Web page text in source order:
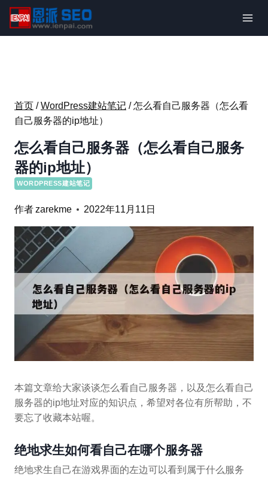
内
首页 / WordPress建站笔记 / 怎么看自己服务器（怎么看
自己服务器的ip地址）
怎么看自己服务器（怎么看自己服务
器的ip地址）
WORDPRESS建站笔记
作者zarekme 2022年11月11日
本篇文章给大家谈谈怎么看自己服务器，以及怎么看自己
服务器的ip地址对应的知识点，希望对各位有所帮助，不
要忘了收藏本站喔。
绝地求生如何看自己在哪个服务器
绝地求生自己在游戏界面的左边可以看到属于什么服务